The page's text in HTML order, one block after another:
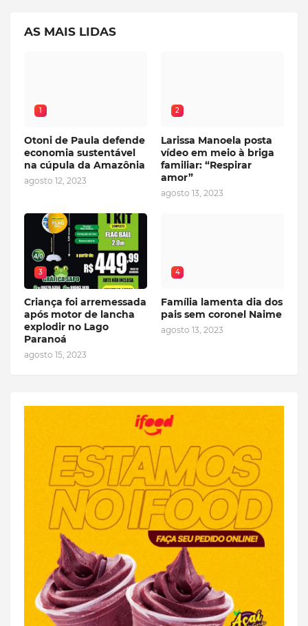
AS MAIS LIDAS
1
Otoni de Paula defende
economia sustentável
na cúpula da Amazônia
agosto 12, 2023
2
Larissa Manoela posta
vídeo em meio à briga
familiar: “Respirar
amor”
agosto 13, 2023
3
Criança foi arremessada
após motor de lancha
explodir no Lago
Paranoá
agosto 15, 2023
4
Família lamenta dia dos
pais sem coronel Naime
agosto 13, 2023